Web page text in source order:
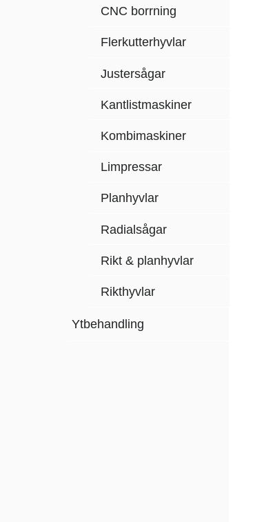
CNC borrning
Flerkutterhyvlar
Justersågar
Kantlistmaskiner
Kombimaskiner
Limpressar
Planhyvlar
Radialsågar
Rikt & planhyvlar
Rikthyvlar
Ytbehandling